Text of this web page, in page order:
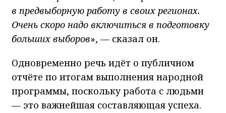
в предвыборную работу в своих регионах.
Очень скоро надо включиться в подготовку
больших выборов», — сказал он.
Одновременно речь идёт о публичном
отчёте по итогам выполнения народной
программы, поскольку работа с людьми
— это важнейшая составляющая успеха.